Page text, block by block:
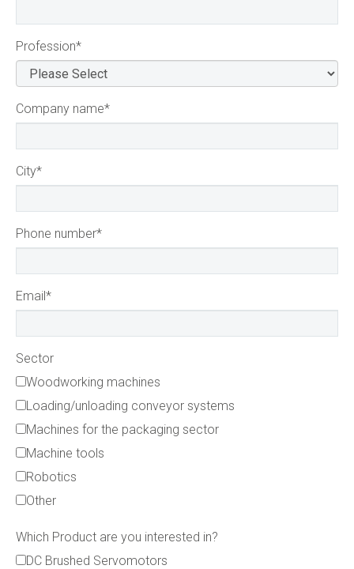
Profession*
Company name*
City*
Phone number*
Email*
Sector
Woodworking machines
Loading/unloading conveyor systems
Machines for the packaging sector
Machine tools
Robotics
Other
Which Product are you interested in?
DC Brushed Servomotors